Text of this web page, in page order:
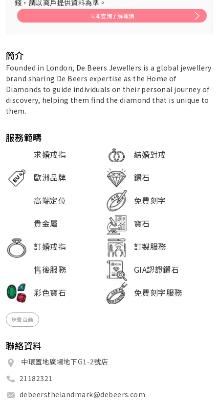
錢，請以商戶提供資料為準。
立即查詢了解報價
簡介
Founded in London, De Beers Jewellers is a global jewellery
brand sharing De Beers expertise as the Home of
Diamonds to guide individuals on their personal journey of
discovery, helping them find the diamond that is unique to
them.
服務範疇
求婚戒指
結婚對戒
歐洲品牌
鑽石
高端定位
免費刻字
貴金屬
寶石
訂婚戒指
訂製服務
售後服務
GIA認證鑽石
彩色寶石
免費刻字服務
珠寶首飾
聯絡資料
中環置地廣場地下G1-2號店
21182321
debeersthelandmark@debeers.com